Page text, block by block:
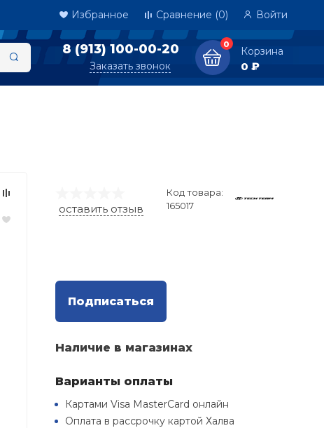
Избранное Сравнение (0) Войти
8 (913) 100-00-20
Заказать звонок
0
Корзина
0 ₽
оставить отзыв
Код товара:
165017
Подписаться
Наличие в магазинах
Варианты оплаты
Картами Visa MasterCard онлайн
Оплата в рассрочку картой Халва